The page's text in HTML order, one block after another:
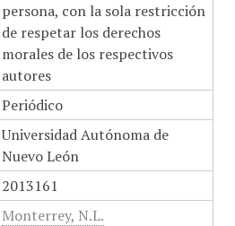
persona, con la sola restricción
de respetar los derechos
morales de los respectivos
autores
Periódico
Universidad Autónoma de
Nuevo León
2013161
Monterrey, N.L.